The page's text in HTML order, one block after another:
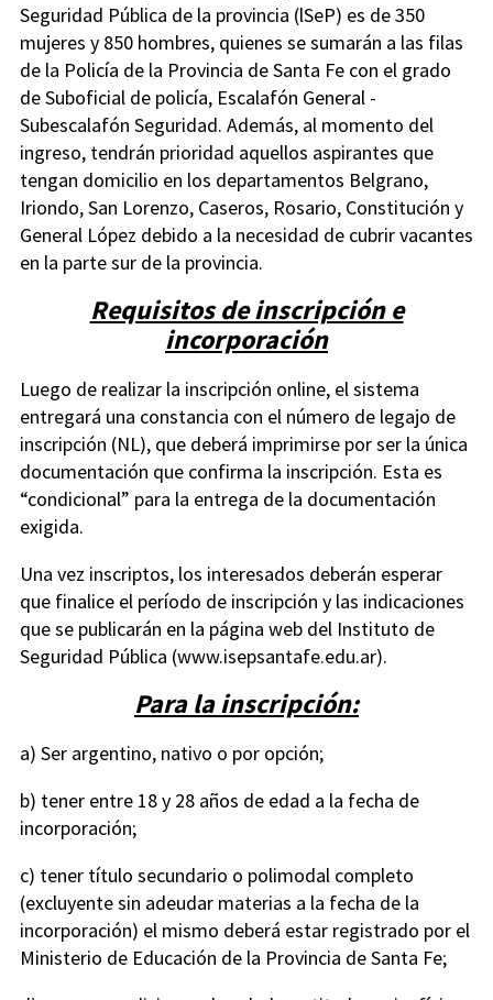
Seguridad Pública de la provincia (lSeP) es de 350
mujeres y 850 hombres, quienes se sumarán a las filas
de la Policía de la Provincia de Santa Fe con el grado
de Suboficial de policía, Escalafón General -
Subescalafón Seguridad. Además, al momento del
ingreso, tendrán prioridad aquellos aspirantes que
tengan domicilio en los departamentos Belgrano,
Iriondo, San Lorenzo, Caseros, Rosario, Constitución y
General López debido a la necesidad de cubrir vacantes
en la parte sur de la provincia.
Requisitos de inscripción e
incorporación
Luego de realizar la inscripción online, el sistema
entregará una constancia con el número de legajo de
inscripción (NL), que deberá imprimirse por ser la única
documentación que confirma la inscripción. Esta es
“condicional” para la entrega de la documentación
exigida.
Una vez inscriptos, los interesados deberán esperar
que finalice el período de inscripción y las indicaciones
que se publicarán en la página web del Instituto de
Seguridad Pública (www.isepsantafe.edu.ar).
Para la inscripción:
a) Ser argentino, nativo o por opción;
b) tener entre 18 y 28 años de edad a la fecha de
incorporación;
c) tener título secundario o polimodal completo
(excluyente sin adeudar materias a la fecha de la
incorporación) el mismo deberá estar registrado por el
Ministerio de Educación de la Provincia de Santa Fe;